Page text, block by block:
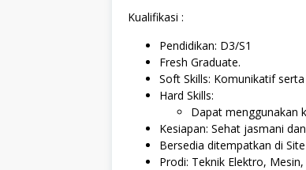
Kualifikasi :
Pendidikan: D3/S1
Fresh Graduate.
Soft Skills: Komunikatif
Hard Skills:
Dapat menggunakan
Kesiapan: Sehat jasmani dan
Bersedia ditempatkan di
Prodi: Teknik Elektro,